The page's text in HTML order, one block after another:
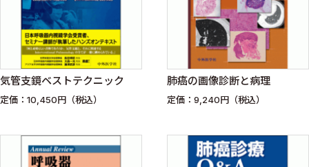
気管支鏡ベストテクニック
定価：10,450円（税込）
肺癌の画像診断と病理
定価：9,240円（税込）